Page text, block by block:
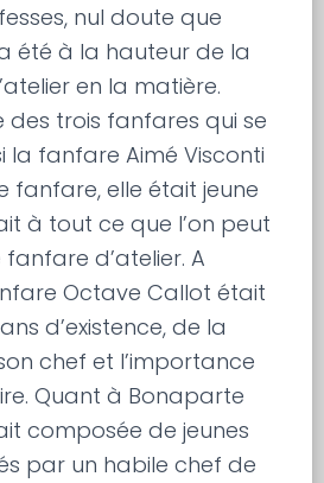
nul doute que
été à la hauteur de la
en la matière.
des trois fanfares qui se
la fanfare Aimé Visconti
fanfare, elle était jeune
à tout ce que l’on peut
d’atelier. A
Octave Callot était
d’existence, de la
chef et l’importance
Quant à Bonaparte
composée de jeunes
par un habile chef de